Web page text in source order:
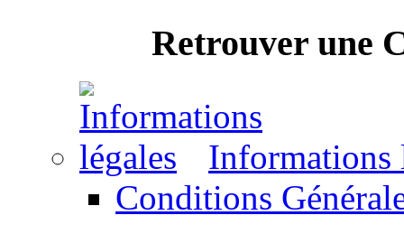
Retrouver une
Informations
Conditions